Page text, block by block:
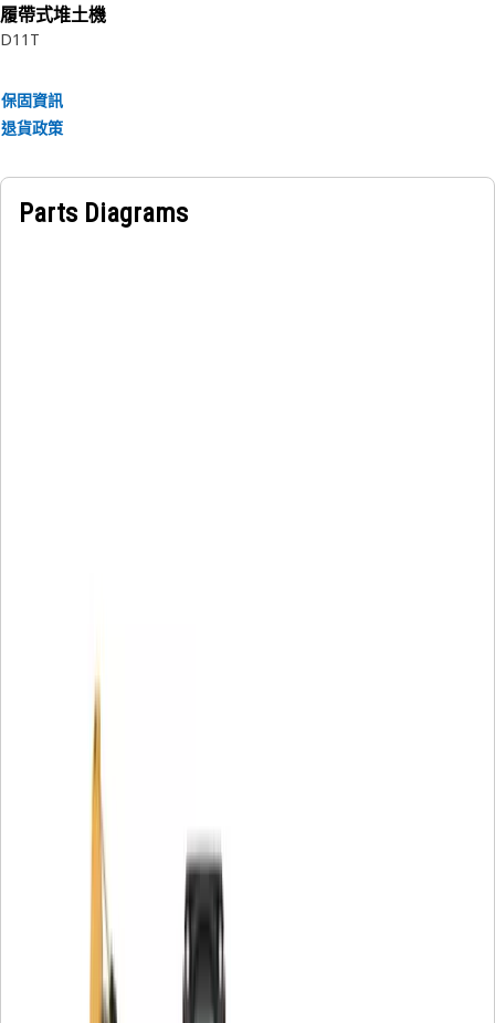
履帶式堆土機
D11T
保固資訊
退貨政策
Parts Diagrams